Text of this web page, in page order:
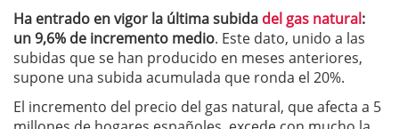
Ha entrado en vigor la última subida del gas natural:
un 9,6% de incremento medio. Este dato, unido a las
subidas que se han producido en meses anteriores,
supone una subida acumulada que ronda el 20%.
El incremento del precio del gas natural, que afecta a 5